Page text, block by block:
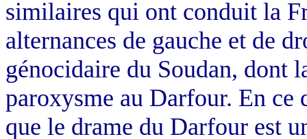
similaires qui ont conduit la
alternances de gauche et de
génocidaire du Soudan, dont
paroxysme au Darfour. En ce
que le drame du Darfour est